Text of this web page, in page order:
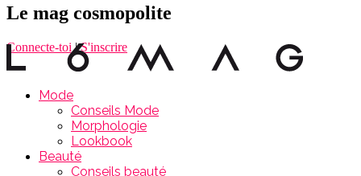
Le mag cosmopolite
Connecte-toi|S'inscrire
Mode
Conseils Mode
Morphologie
Lookbook
Beauté
Conseils beauté